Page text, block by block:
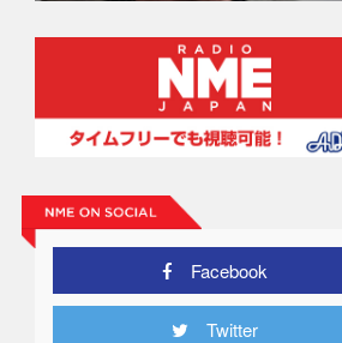
Facebook
Twitter